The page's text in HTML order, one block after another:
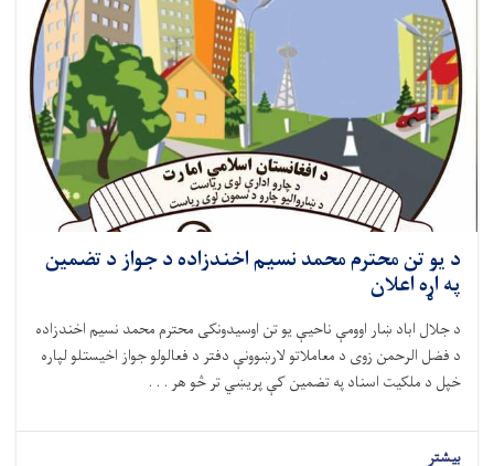
د يو تن محترم محمد نسیم اخندزاده د جواز د تضمين
په اړه اعلان
د جلال اباد ښار اوومې ناحیې يو تن اوسیدونکى محترم محمد نسیم اخندزاده
د فضل الرحمن زوى د معاملاتو لارښوونې دفتر د فعالولو جواز اخيستلو لپاره
خپل د ملکيت اسناد په تضمین کې پريښي تر څو هر . . .
بیشتر